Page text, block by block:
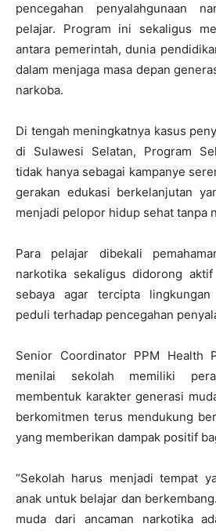
pencegahan penyalahgunaan
pelajar. Program ini sekaligus
antara pemerintah, dunia
dalam menjaga masa depan
narkoba.
Di tengah meningkatnya kasus
di Sulawesi Selatan, Program
tidak hanya sebagai kampanye
gerakan edukasi berkelanjutan
menjadi pelopor hidup sehat tanpa
Para pelajar dibekali
narkotika sekaligus didorong
sebaya agar tercipta
peduli terhadap pencegahan
Senior Coordinator PPM Health
menilai sekolah memiliki
membentuk karakter generasi
berkomitmen terus mendukung
yang memberikan dampak positif
“Sekolah harus menjadi tempat
anak untuk belajar dan
muda dari ancaman narkotika